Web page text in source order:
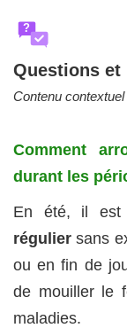
?
Questions et
Contenu
Comment
durant les
En été, il est
régulier sans
ou en fin de
de mouiller le
maladies.